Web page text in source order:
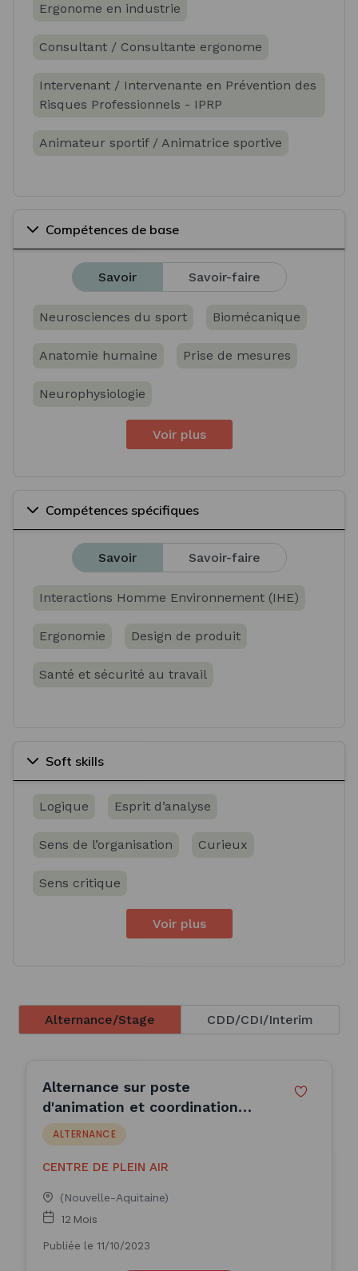
Ergonome en industrie
Consultant / Consultante ergonome
Intervenant / Intervenante en Prévention des
Risques Professionnels - IPRP
Animateur sportif / Animatrice sportive
Compétences de base
Savoir Savoir-faire
Neurosciences du sport Biomécanique
Anatomie humaine Prise de mesures
Neurophysiologie
Voir plus
Compétences spécifiques
Savoir Savoir-faire
Interactions Homme Environnement (IHE)
Ergonomie Design de produit
Santé et sécurité au travail
Soft skills
Logique Esprit d’analyse
Sens de l’organisation Curieux
Sens critique
Voir plus
Alternance/Stage CDD/CDI/Interim
Alternance sur poste
d'animation et coordination
(H/F)
ALTERNANCE
CENTRE DE PLEIN AIR
(Nouvelle-Aquitaine)
12 Mois
Publiée le 11/10/2023